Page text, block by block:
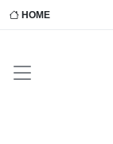
HOME